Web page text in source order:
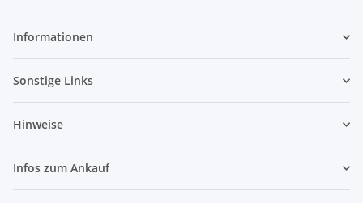
Informationen
Sonstige Links
Hinweise
Infos zum Ankauf